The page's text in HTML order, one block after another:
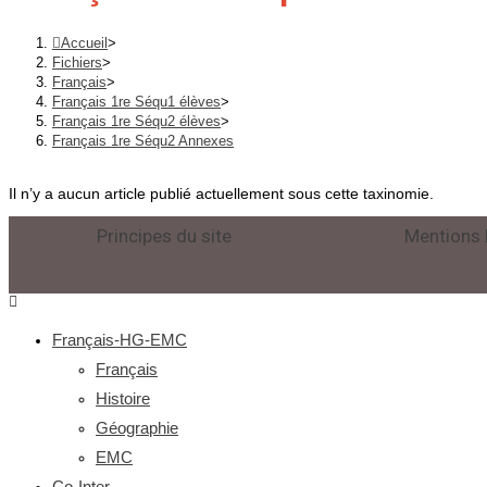
Accueil >
Fichiers>
Français>
Français 1re Séqu1 élèves>
Français 1re Séqu2 élèves>
Français 1re Séqu2 Annexes
Il n’y a aucun article publié actuellement sous cette taxinomie.
Principes du site Mentions
Français-HG-EMC
Français
Histoire
Géographie
EMC